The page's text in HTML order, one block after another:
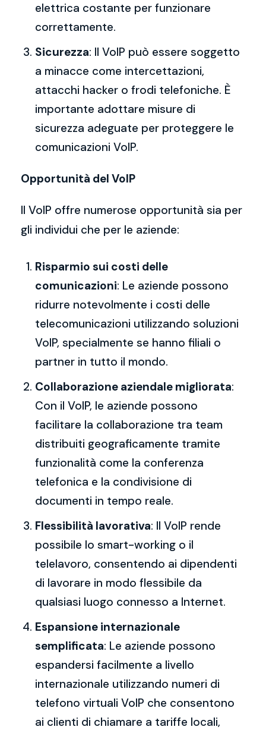
elettrica costante per funzionare
correttamente.
Sicurezza: Il VoIP può essere soggetto
a minacce come intercettazioni,
attacchi hacker o frodi telefoniche. È
importante adottare misure di
sicurezza adeguate per proteggere le
comunicazioni VoIP.
Opportunità del VoIP
Il VoIP offre numerose opportunità sia per
gli individui che per le aziende:
Risparmio sui costi delle
comunicazioni: Le aziende possono
ridurre notevolmente i costi delle
telecomunicazioni utilizzando soluzioni
VoIP, specialmente se hanno filiali o
partner in tutto il mondo.
Collaborazione aziendale migliorata:
Con il VoIP, le aziende possono
facilitare la collaborazione tra team
distribuiti geograficamente tramite
funzionalità come la conferenza
telefonica e la condivisione di
documenti in tempo reale.
Flessibilità lavorativa: Il VoIP rende
possibile lo smart-working o il
telelavoro, consentendo ai dipendenti
di lavorare in modo flessibile da
qualsiasi luogo connesso a Internet.
Espansione internazionale
semplificata: Le aziende possono
espandersi facilmente a livello
internazionale utilizzando numeri di
telefono virtuali VoIP che consentono
ai clienti di chiamare a tariffe locali,